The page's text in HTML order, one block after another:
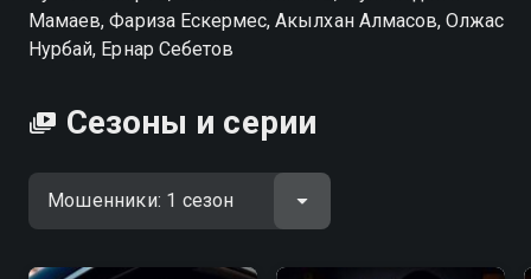
Мамаев, Фариза Ескермес, Акылхан Алмасов, Олжас
Нурбай, Ернар Себетов
Сезоны и серии